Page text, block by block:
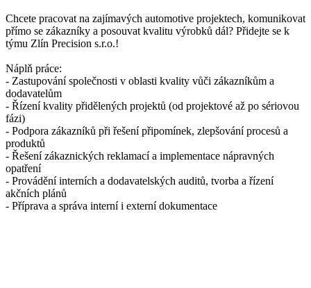
Chcete pracovat na zajímavých automotive projektech, komunikovat
přímo se zákazníky a posouvat kvalitu výrobků dál? Přidejte se k
týmu Zlín Precision s.r.o.!
Náplň práce:
- Zastupování společnosti v oblasti kvality vůči zákazníkům a
dodavatelům
- Řízení kvality přidělených projektů (od projektové až po sériovou
fázi)
- Podpora zákazníků při řešení připomínek, zlepšování procesů a
produktů
- Řešení zákaznických reklamací a implementace nápravných
opatření
- Provádění interních a dodavatelských auditů, tvorba a řízení
akčních plánů
- Příprava a správa interní i externí dokumentace